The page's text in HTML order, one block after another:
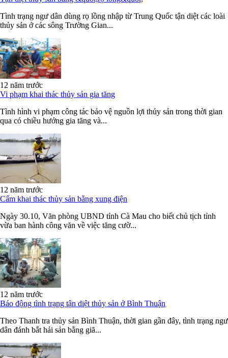
Tình trạng ngư dân dùng rọ lồng nhập từ Trung Quốc tận diệt các loài
thủy sản ở các sông Trường Gian...
12 năm trước
Vi phạm khai thác thủy sản gia tăng
Tình hình vi phạm công tác bảo vệ nguồn lợi thủy sản trong thời gian
qua có chiều hướng gia tăng và...
12 năm trước
Cấm khai thác thủy sản bằng xung điện
Ngày 30.10, Văn phòng UBND tỉnh Cà Mau cho biết chủ tịch tỉnh
vừa ban hành công văn về việc tăng cườ...
12 năm trước
Báo động tình trạng tận diệt thủy sản ở Bình Thuận
Theo Thanh tra thủy sản Bình Thuận, thời gian gần đây, tình trạng ngư
dân đánh bắt hải sản bằng giã...